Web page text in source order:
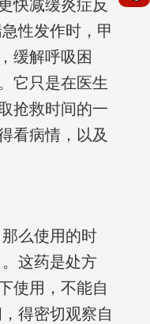
快减缓炎症反
性发作时，甲
缓解呼吸困
它只是在医生
抢救时间的一
看病情，以及
么使用的时
这药是处方
使用，不能自
得密切观察自